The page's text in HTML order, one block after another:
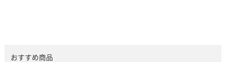
おすすめ商品